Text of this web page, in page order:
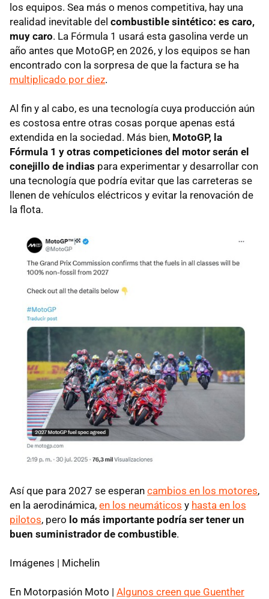
los equipos. Sea más o menos competitiva, hay una
realidad inevitable del combustible sintético: es caro,
muy caro. La Fórmula 1 usará esta gasolina verde un
año antes que MotoGP, en 2026, y los equipos se han
encontrado con la sorpresa de que la factura se ha
multiplicado por diez.
Al fin y al cabo, es una tecnología cuya producción aún
es costosa entre otras cosas porque apenas está
extendida en la sociedad. Más bien, MotoGP, la
Fórmula 1 y otras competiciones del motor serán el
conejillo de indias para experimentar y desarrollar con
una tecnología que podría evitar que las carreteras se
llenen de vehículos eléctricos y evitar la renovación de
la flota.
Así que para 2027 se esperan cambios en los motores,
en la aerodinámica, en los neumáticos y hasta en los
pilotos, pero lo más importante podría ser tener un
buen suministrador de combustible.
Imágenes | Michelin
En Motorpasión Moto | Algunos creen que Guenther